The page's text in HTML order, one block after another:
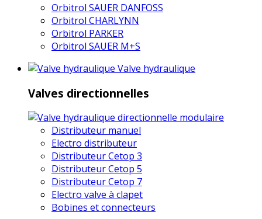
Orbitrol SAUER DANFOSS
Orbitrol CHARLYNN
Orbitrol PARKER
Orbitrol SAUER M+S
Valve hydraulique
Valves directionnelles
Distributeur manuel
Electro distributeur
Distributeur Cetop 3
Distributeur Cetop 5
Distributeur Cetop 7
Electro valve à clapet
Bobines et connecteurs